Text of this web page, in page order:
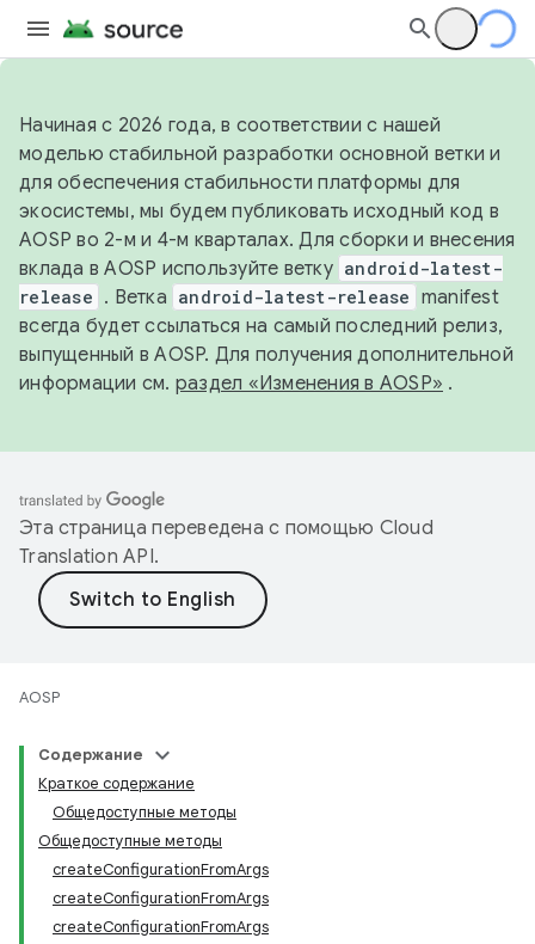
Начиная с 2026 года, в соответствии с нашей
моделью стабильной разработки основной ветки и
для обеспечения стабильности платформы для
экосистемы, мы будем публиковать исходный код в
AOSP во 2-м и 4-м кварталах. Для сборки и внесения
вклада в AOSP используйте ветку android-latest-
release . Ветка android-latest-release manifest
всегда будет ссылаться на самый последний релиз,
выпущенный в AOSP. Для получения дополнительной
информации см. раздел «Изменения в AOSP» .
Эта страница переведена с помощью Cloud
Translation API.
AOSP
Содержание
Краткое содержание
Общедоступные методы
Общедоступные методы
createConfigurationFromArgs
createConfigurationFromArgs
createConfigurationFromArgs